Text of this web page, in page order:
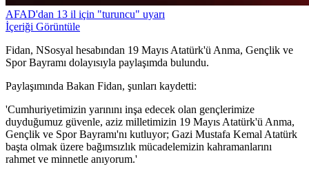
AFAD'dan 13 il için "turuncu" uyarı
İçeriği Görüntüle
Fidan, NSosyal hesabından 19 Mayıs Atatürk'ü Anma, Gençlik ve
Spor Bayramı dolayısıyla paylaşımda bulundu.
Paylaşımında Bakan Fidan, şunları kaydetti:
'Cumhuriyetimizin yarınını inşa edecek olan gençlerimize
duyduğumuz güvenle, aziz milletimizin 19 Mayıs Atatürk'ü Anma,
Gençlik ve Spor Bayramı'nı kutluyor; Gazi Mustafa Kemal Atatürk
başta olmak üzere bağımsızlık mücadelemizin kahramanlarını
rahmet ve minnetle anıyorum.'